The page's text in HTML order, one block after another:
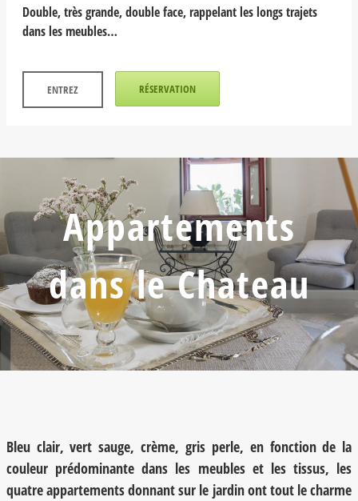
Double, très grande, double face, rappelant les longs trajets
dans les meubles…
ENTREZ RÉSERVATION
Appartements
dans le Chateau
Bleu clair, vert sauge, crème, gris perle, en fonction de la
couleur prédominante dans les meubles et les tissus, les
quatre appartements donnant sur le jardin ont tout le charme